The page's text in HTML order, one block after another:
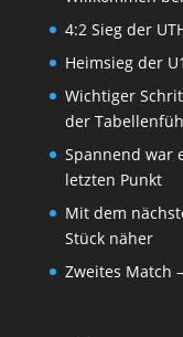
4:2 Sieg der
Heimsieg der
Wichtiger
der
Spannend war
letzten Punkt
Mit dem
Stück näher
Zweites Match